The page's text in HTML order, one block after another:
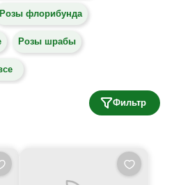
Розы флорибунда
Розы шрабы
Фильтр